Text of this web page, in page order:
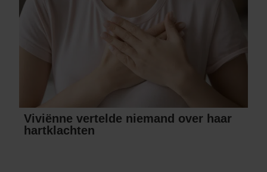
Viviënne vertelde niemand over haar
hartklachten